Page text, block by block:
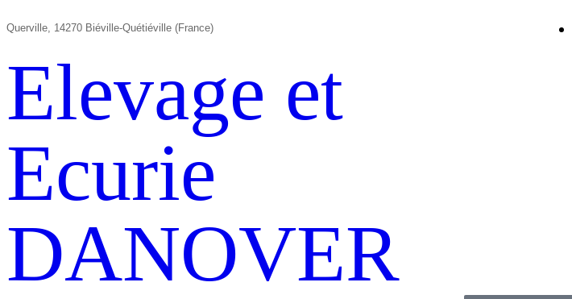
Querville, 14270 Biéville-Quétiéville (France)
Elevage et
Ecurie
DANOVER